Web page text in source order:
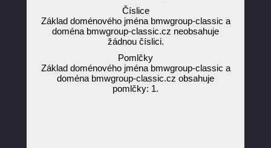
Číslice
Základ doménového jména bmwgroup-classic a
doména bmwgroup-classic.cz neobsahuje
žádnou číslici.
Pomlčky
Základ doménového jména bmwgroup-classic a
doména bmwgroup-classic.cz obsahuje
pomlčky: 1.